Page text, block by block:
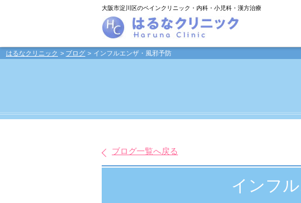
大阪市淀川区のペインクリニック・内科・小児科・漢方治療
はるなクリニック ブログ インフルエンザ・風邪予防
ブログ一覧へ戻る
インフ